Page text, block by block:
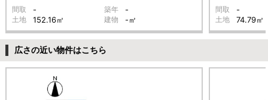
間取 - 築年 -
土地 152.16㎡ 建物 -㎡
間取 -
土地 74.79㎡
広さの近い物件はこちら